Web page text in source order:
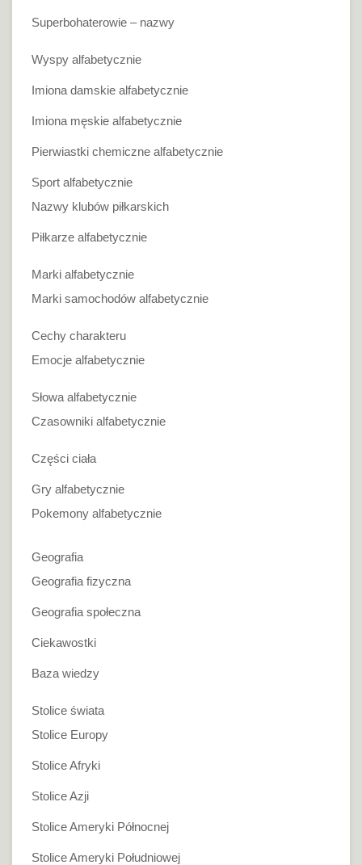
Superbohaterowie – nazwy
Wyspy alfabetycznie
Imiona damskie alfabetycznie
Imiona męskie alfabetycznie
Pierwiastki chemiczne alfabetycznie
Sport alfabetycznie
Nazwy klubów piłkarskich
Piłkarze alfabetycznie
Marki alfabetycznie
Marki samochodów alfabetycznie
Cechy charakteru
Emocje alfabetycznie
Słowa alfabetycznie
Czasowniki alfabetycznie
Części ciała
Gry alfabetycznie
Pokemony alfabetycznie
Geografia
Geografia fizyczna
Geografia społeczna
Ciekawostki
Baza wiedzy
Stolice świata
Stolice Europy
Stolice Afryki
Stolice Azji
Stolice Ameryki Północnej
Stolice Ameryki Południowej